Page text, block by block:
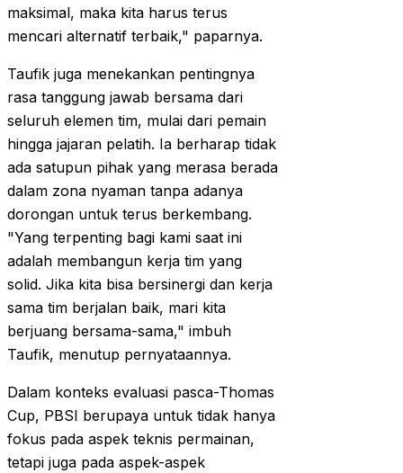
maksimal, maka kita harus terus
mencari alternatif terbaik," paparnya.
Taufik juga menekankan pentingnya
rasa tanggung jawab bersama dari
seluruh elemen tim, mulai dari pemain
hingga jajaran pelatih. Ia berharap tidak
ada satupun pihak yang merasa berada
dalam zona nyaman tanpa adanya
dorongan untuk terus berkembang.
"Yang terpenting bagi kami saat ini
adalah membangun kerja tim yang
solid. Jika kita bisa bersinergi dan kerja
sama tim berjalan baik, mari kita
berjuang bersama-sama," imbuh
Taufik, menutup pernyataannya.
Dalam konteks evaluasi pasca-Thomas
Cup, PBSI berupaya untuk tidak hanya
fokus pada aspek teknis permainan,
tetapi juga pada aspek-aspek